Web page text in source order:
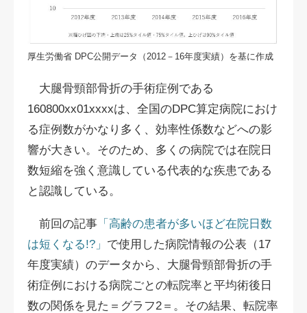
厚生労働省 DPC公開データ（2012－16年度実績）を基に作成
大腿骨頸部骨折の手術症例である
160800xx01xxxxは、全国のDPC算定病院におけ
る症例数がかなり多く、効率性係数などへの影
響が大きい。そのため、多くの病院では在院日
数短縮を強く意識している代表的な疾患である
と認識している。
前回の記事 「高齢の患者が多いほど在院日数
は短くなる!?」 で使用した病院情報の公表（17
年度実績）のデータから、大腿骨頸部骨折の手
術症例における病院ごとの転院率と平均術後日
数の関係を見た＝グラフ2＝。その結果、転院率